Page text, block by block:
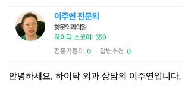
이주연 전문의
향문외과의원
하이닥 스코어: 359
전문가동의 0 답변추천 0
안녕하세요. 하이닥 외과 상담의 이주연입니다.